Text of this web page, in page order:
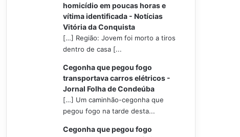
homicídio em poucas horas e
vítima identificada - Notícias
Vitória da Conquista
[…] Região: Jovem foi morto a tiros
dentro de casa [...
Cegonha que pegou fogo
transportava carros elétricos -
Jornal Folha de Condeúba
[…] Um caminhão-cegonha que
pegou fogo na tarde desta...
Cegonha que pegou fogo